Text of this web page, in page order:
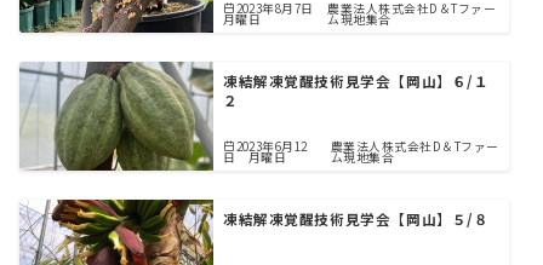
2023年8月7日
月曜日
農業法人株式会社D＆Tファー
ム現地集合
凍結解凍覚醒技術見学会【岡山】６/１
２
2023年6月12
日 月曜日
農業法人株式会社D＆Tファー
ム現地集合
凍結解凍覚醒技術見学会【岡山】５/８